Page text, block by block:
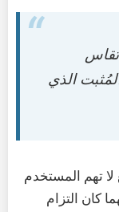
تقاس
الذي
لا تهم المستخدم
كان التزام